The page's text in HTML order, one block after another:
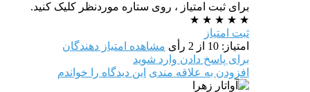
برای ثبت امتیاز ، روی ستاره موردنظر کلیک کنید.
★
★
★
★
★
ثبت امتیاز
امتیاز: 10 از 2 رأی
مشاهده امتیاز دهندگان
برای پاسخ دادن وارد شوید
افزودن به علاقه مندی این دیدگاه را خواندم